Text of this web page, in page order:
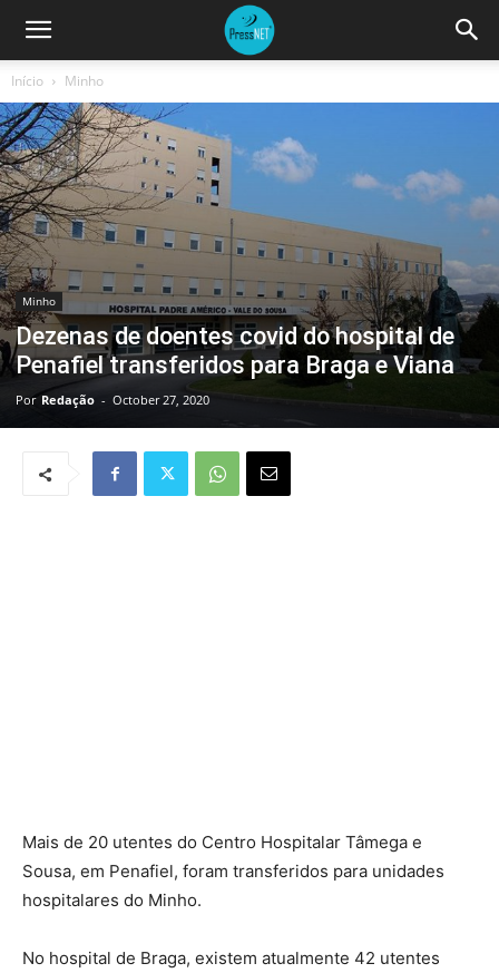
Início Minho
Minho
Dezenas de doentes covid do hospital de
Penafiel transferidos para Braga e Viana
Por Redação - October 27, 2020
Mais de 20 utentes do Centro Hospitalar Tâmega e
Sousa, em Penafiel, foram transferidos para unidades
hospitalares do Minho.
No hospital de Braga, existem atualmente 42 utentes